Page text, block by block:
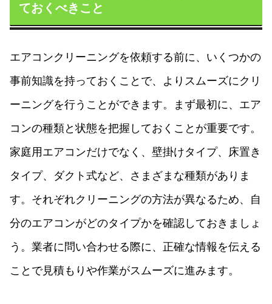
ておくべきこと
エアコンクリーニングを依頼する前に、いくつかの
事前知識を持っておくことで、よりスムーズにクリ
ーニングを行うことができます。まず最初に、エア
コンの種類と状態を把握しておくことが重要です。
家庭用エアコンだけでなく、壁掛けタイプ、床置き
タイプ、ダクト式など、さまざまな種類がありま
す。それぞれクリーニングの方法が異なるため、自
分のエアコンがどのタイプかを確認しておきましょ
う。業者に問い合わせる際に、正確な情報を伝える
ことで見積もりや作業がスムーズに進みます。